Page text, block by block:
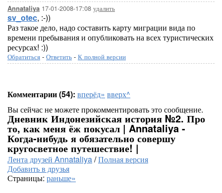
Annataliya 17-01-2008-17:08 удалить
sv_otec, :-))
Раз такое дело, надо составить карту миграции вида по
времени пребывания и опубликовать на всех туристических
ресурсах! :))
Обратиться - Ответить - К полной версии
Комментарии (54): вперёд» вверх^
Вы сейчас не можете прокомментировать это сообщение.
Дневник Индонезийская история №2. Про
то, как меня ёж покусал | Annataliya -
Когда-нибудь я обязательно совершу
кругосветное путешествие! |
Лента друзей Annataliya/Полная версия
Добавить в друзья
Страницы: раньше»